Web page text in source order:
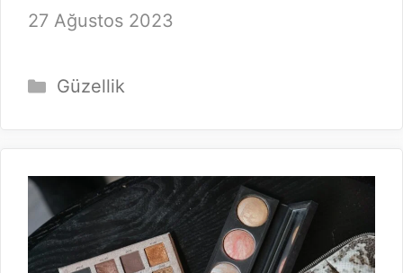
27 Ağustos 2023
Kategoriler
Güzellik